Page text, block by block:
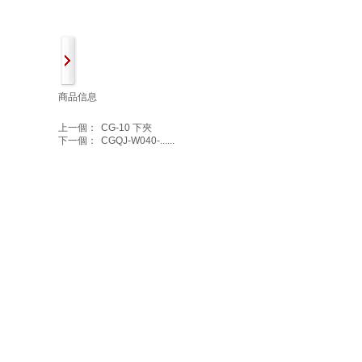
商品信息
上一個：
CG-10 下夾
下一個：
CGQJ-W040-......